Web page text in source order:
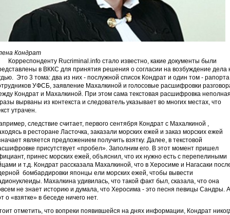
Кондрат
Rucriminal.info стало известно, какие документы были
в ВККС для принятия решения о согласии на возбуждение дела
Это 3 тома: два из них - послужной список Кондрат и один том - рапорта
УФСБ, заявление Махалкиной и голосовые расшифровки
Кондрат и Махалкиной. При этом сама текстовая расшифровка
вырваны из контекста и следователь указывает во многих местах, что
утрачен.
следствие считает, первого сентября Кондрат с Махалкиной ,
в ресторане Ласточка, заказали морских ежей и заказ морских ежей
является предложением получить взятку. Далее, в текстовой
присутствует «пробел». Заполним его. В этот момент пришел
принес морских ежей, объяснил, что их нужно есть с перепелиными
и т.д. Кондрат рассказала Махалкиной, что в Херосиме и Нагасаки
бомбардировки японцы ели морских ежей, чтобы вывести
Махалкина удивилась, что такой факт был, сказала, что она
не знает историю и думала, что Херосима - это песня певицы Сандры. А
о «взятке» в беседе ничего нет.
отметить, что вопреки появившейся на днях информации, Кондрат